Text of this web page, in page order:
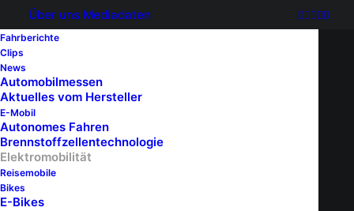
Über uns Mediadaten
Fahrberichte
Clips
News
Automobilmessen
Aktuelles vom Hersteller
E-Mobil
Autonomes Fahren
Brennstoffzellentechnologie
Elektromobilität
Reisemobile
Bikes
E-Bikes